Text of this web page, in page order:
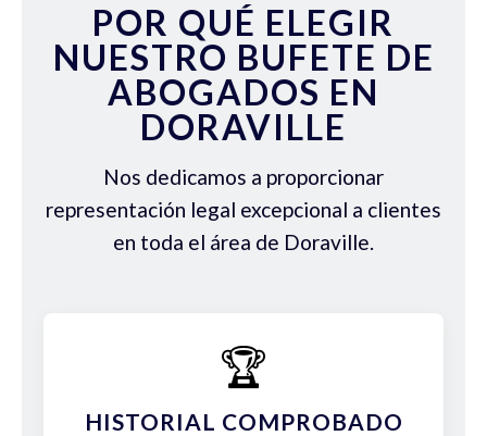
POR QUÉ ELEGIR
NUESTRO BUFETE DE
ABOGADOS EN
DORAVILLE
Nos dedicamos a proporcionar
representación legal excepcional a clientes
en toda el área de Doraville.
🏆
HISTORIAL COMPROBADO